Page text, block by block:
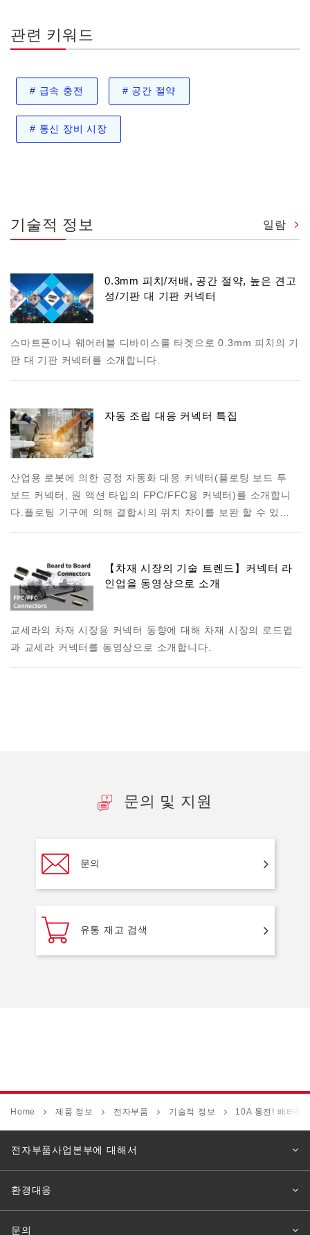
관련 키워드
# 급속 충전 # 공간 절약
# 통신 장비 시장
기술적 정보 일람
0.3mm 피치/저배, 공간 절약, 높은 견고
성/기판 대 기판 커넥터
스마트폰이나 웨어러블 디바이스를 타겟으로 0.3mm 피치의 기
판 대 기판 커넥터를 소개합니다.
자동 조립 대응 커넥터 특집
산업용 로봇에 의한 공정 자동화 대응 커넥터(플로팅 보드 투
보드 커넥터, 원 액션 타입의 FPC/FFC용 커넥터)를 소개합니
다. 플로팅 기구에 의해 결합시의 위치 차이를 보완 할 수 있…
【차재 시장의 기술 트렌드】커넥터 라
인업을 동영상으로 소개
교세라의 차재 시장용 커넥터 동향에 대해 차재 시장의 로드맵
과 교세라 커넥터를 동영상으로 소개합니다.
문의 및 지원
문의
유통 재고 검색
Home 제품 정보 전자부품 기술적 정보 10A 통전! 배터리
전자부품사업본부에 대해서
환경대응
문의